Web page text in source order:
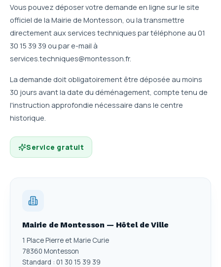
Vous pouvez déposer votre demande en ligne sur le site
officiel de la Mairie de Montesson, ou la transmettre
directement aux services techniques par téléphone au 01
30 15 39 39 ou par e-mail à
services.techniques@montesson.fr.
La demande doit obligatoirement être déposée au moins
30 jours avant la date du déménagement, compte tenu de
l'instruction approfondie nécessaire dans le centre
historique.
Service gratuit
Mairie de Montesson — Hôtel de Ville
1 Place Pierre et Marie Curie
78360 Montesson
Standard : 01 30 15 39 39